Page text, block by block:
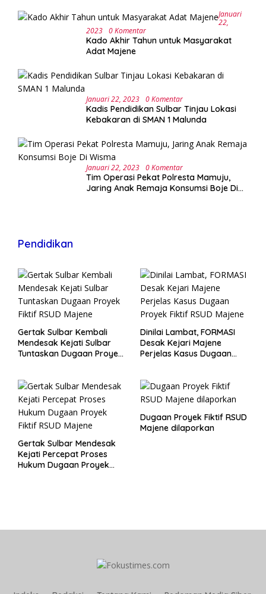
Januari
22,
2023 0 Komentar
Kado Akhir Tahun untuk Masyarakat
Adat Majene
Januari 22, 2023 0 Komentar
Kadis Pendidikan Sulbar Tinjau Lokasi
Kebakaran di SMAN 1 Malunda
Januari 22, 2023 0 Komentar
Tim Operasi Pekat Polresta Mamuju,
Jaring Anak Remaja Konsumsi Boje Di
Pendidikan
Gertak Sulbar Kembali
Mendesak Kejati Sulbar
Tuntaskan Dugaan Proyek
Dinilai Lambat, FORMASI
Desak Kejari Majene
Perjelas Kasus Dugaan
Gertak Sulbar Mendesak
Kejati Percepat Proses
Hukum Dugaan Proyek
Dugaan Proyek Fiktif RSUD
Majene dilaporkan